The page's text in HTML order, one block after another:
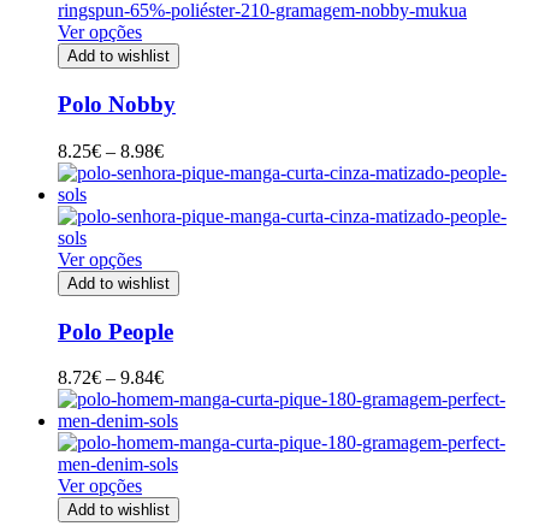
8.48€
Ver opções
Add to wishlist
Polo Nobby
8.25€ – 8.98€Price
range:
through
Ver opções
Add to wishlist
Polo People
8.72€ – 9.84€Price
range:
8.72€
through
9.84€
Ver opções
Add to wishlist